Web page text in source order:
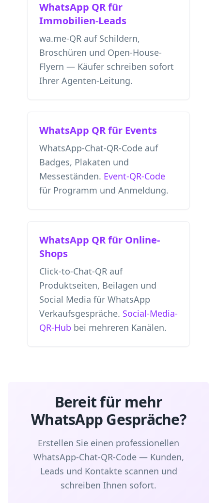
WhatsApp QR für
Immobilien-Leads
wa.me-QR auf Schildern,
Broschüren und Open-House-
Flyern — Käufer schreiben sofort
Ihrer Agenten-Leitung.
WhatsApp QR für Events
WhatsApp-Chat-QR-Code auf
Badges, Plakaten und
Messeständen. Event-QR-Code
für Programm und Anmeldung.
WhatsApp QR für Online-
Shops
Click-to-Chat-QR auf
Produktseiten, Beilagen und
Social Media für WhatsApp
Verkaufsgespräche. Social-Media-
QR-Hub bei mehreren Kanälen.
Bereit für mehr
WhatsApp Gespräche?
Erstellen Sie einen professionellen
WhatsApp-Chat-QR-Code — Kunden,
Leads und Kontakte scannen und
schreiben Ihnen sofort.